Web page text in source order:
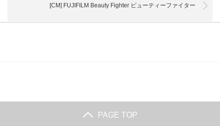
[CM] FUJIFILM Beauty Fighter ビューティーファイター
PAGE TOP